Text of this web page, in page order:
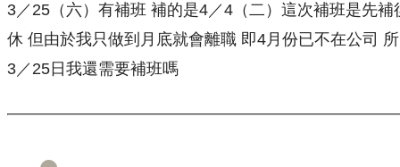
3／25（六）有補班 補的是4／4（二）這次補班是先補
休 但由於我只做到月底就會離職 即4月份已不在公司
3／25日我還需要補班嗎